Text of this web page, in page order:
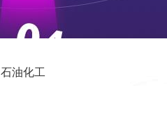
石油化工